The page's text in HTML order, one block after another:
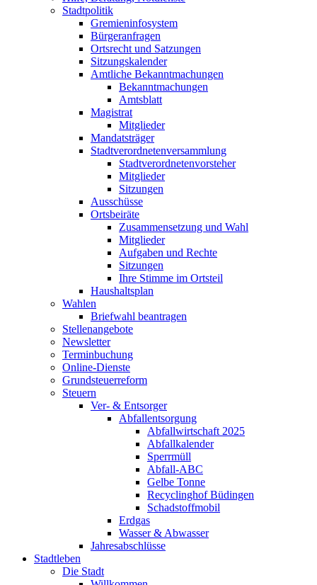
Stadtpolitik
Gremieninfosystem
Bürgeranfragen
Ortsrecht und Satzungen
Sitzungskalender
Amtliche Bekanntmachungen
Bekanntmachungen
Amtsblatt
Magistrat
Mitglieder
Mandatsträger
Stadtverordnetenversammlung
Stadtverordnetenvorsteher
Mitglieder
Sitzungen
Ausschüsse
Ortsbeiräte
Zusammensetzung und Wahl
Mitglieder
Aufgaben und Rechte
Sitzungen
Ihre Stimme im Ortsteil
Haushaltsplan
Wahlen
Briefwahl beantragen
Stellenangebote
Newsletter
Terminbuchung
Online-Dienste
Grundsteuerreform
Steuern
Ver- & Entsorger
Abfallentsorgung
Abfallwirtschaft 2025
Abfallkalender
Sperrmüll
Abfall-ABC
Gelbe Tonne
Recyclinghof Büdingen
Schadstoffmobil
Erdgas
Wasser & Abwasser
Jahresabschlüsse
Stadtleben
Die Stadt